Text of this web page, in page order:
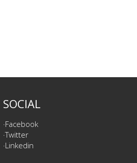
SOCIAL
Facebook
Twitter
Linkedin